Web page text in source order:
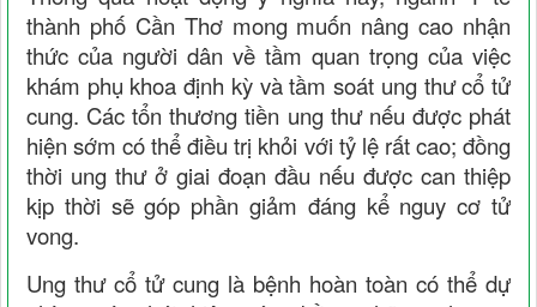
thành phố Cần Thơmong muốn nâng cao nhận
thức của người dân về tầm quan trọng của việc
khám phụ khoa định kỳ và tầm soát ung thư cổ tử
cung. Các tổn thương tiền ung thư nếu được phát
hiện sớm có thể điều trị khỏi với tỷ lệ rất cao; đồng
thời ung thư ở giai đoạn đầu nếu được can thiệp
kịp thời sẽ góp phần giảm đáng kể nguy cơ tử
vong.
Ung thư cổ tử cung là bệnh hoàn toàn có thể dự